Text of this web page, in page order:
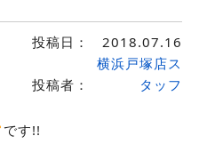
投稿日： 2018.07.16
投稿者：
横浜戸塚店ス
タッフ
です!!